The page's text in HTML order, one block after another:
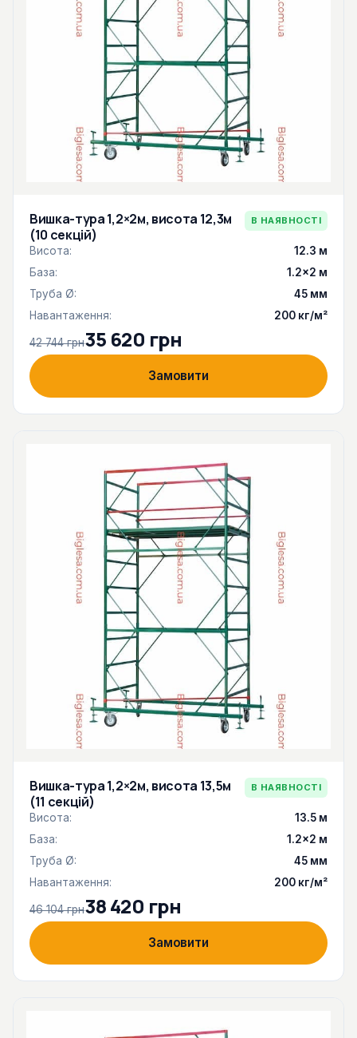
Вишка-тура 1,2×2м, висота 12,3м
(10 секцій)
В НАЯВНОСТІ
Висота:
12.3 м
База:
1.2×2 м
Труба Ø:
45 мм
Навантаження:
200 кг/м²
42 744 грн35 620 грн
Замовити
Вишка-тура 1,2×2м, висота 13,5м
(11 секцій)
В НАЯВНОСТІ
Висота:
13.5 м
База:
1.2×2 м
Труба Ø:
45 мм
Навантаження:
200 кг/м²
46 104 грн38 420 грн
Замовити